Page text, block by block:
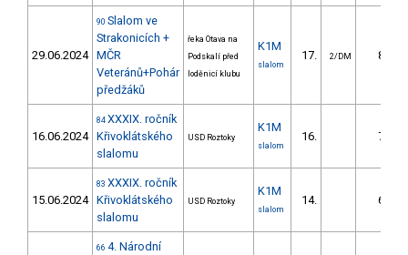
29.06.2024
90 Slalom ve
Strakonicích +
MČR
Veteránů+Pohár
předžáků
řeka Otava na
Podskalí před
loděnicí klubu
K1M
slalom
17. 2/DM 8.85
16.06.2024
84 XXXIX. ročník
Křivoklátského
slalomu
USD Roztoky
K1M
slalom
16. 7.03
15.06.2024
83 XXXIX. ročník
Křivoklátského
slalomu
USD Roztoky
K1M
slalom
14. 6.82
66 4. Národní